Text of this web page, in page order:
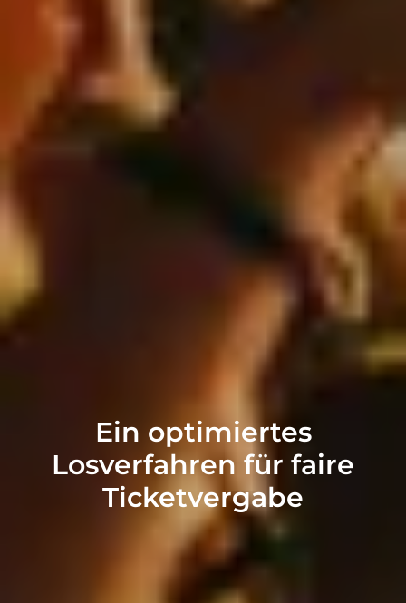
Ein optimiertes
Losverfahren für faire
Ticketvergabe